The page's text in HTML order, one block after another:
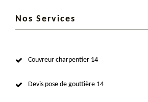
Nos Services
Couvreur charpentier 14
Devis pose de gouttière 14